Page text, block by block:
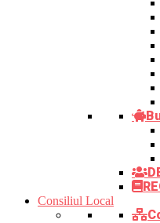
Consiliul Local